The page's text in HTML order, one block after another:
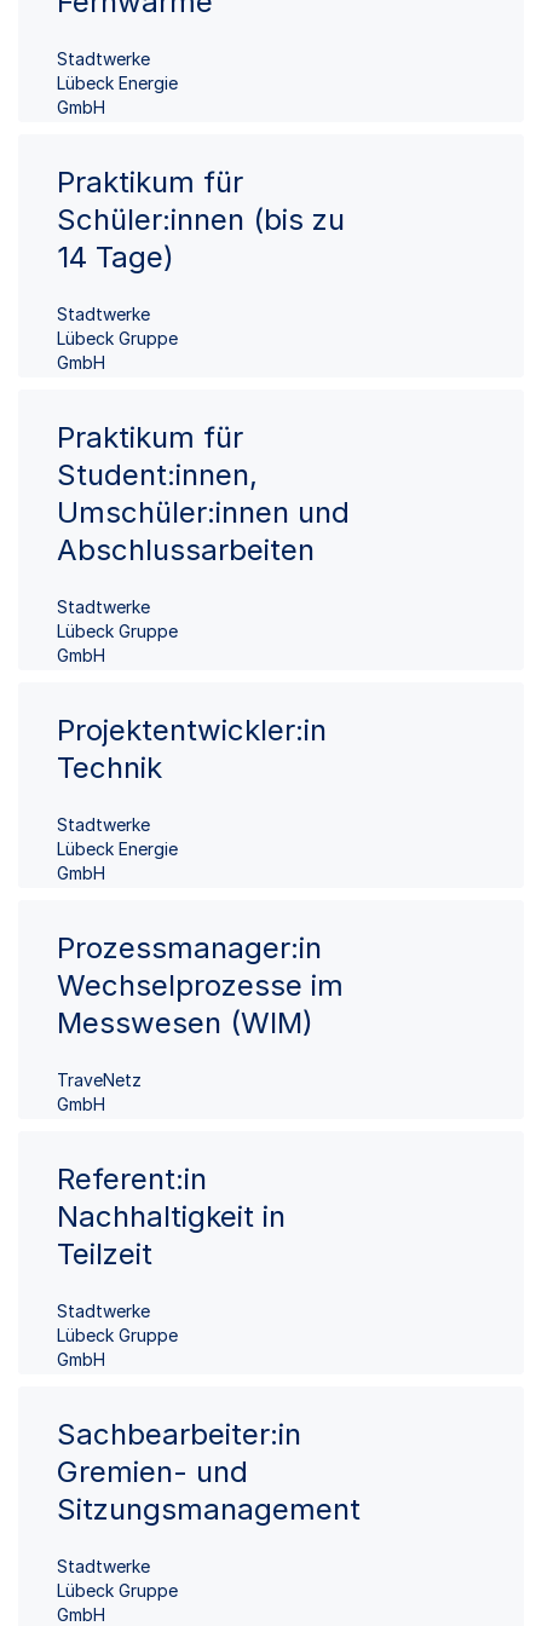
Stadtwerke
Lübeck Energie
GmbH
Praktikum für
Schüler:innen (bis zu
14 Tage)
Stadtwerke
Lübeck Gruppe
GmbH
Praktikum für
Student:innen,
Umschüler:innen und
Abschlussarbeiten
Stadtwerke
Lübeck Gruppe
GmbH
Projektentwickler:in
Technik
Stadtwerke
Lübeck Energie
GmbH
Prozessmanager:in
Wechselprozesse im
Messwesen (WIM)
TraveNetz
GmbH
Referent:in
Nachhaltigkeit in
Teilzeit
Stadtwerke
Lübeck Gruppe
GmbH
Sachbearbeiter:in
Gremien- und
Sitzungsmanagement
Stadtwerke
Lübeck Gruppe
GmbH